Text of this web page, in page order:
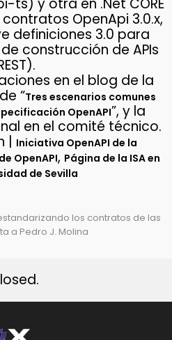
ts) y otra en .Net CORE
OpenApi 3.0.x,
definiciones 3.0 para
construcción de APIs
en el blog de la
“Tres escenarios comunes
OpenAPI”, y la
en el comité técnico.
Iniciativa OpenAPI de la
OpenAPI, Página de la ISA en
de Sevilla
los contratos de las
a Pedro J. Molina